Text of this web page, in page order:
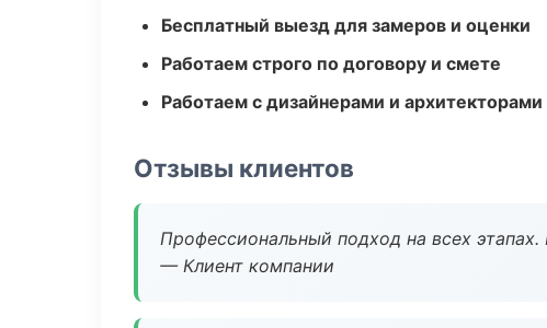
Бесплатный выезд для замеров и оценки
Работаем строго по договору и смете
Работаем с дизайнерами и архитекторами
Отзывы клиентов
Профессиональный подход на всех
— Клиент компании